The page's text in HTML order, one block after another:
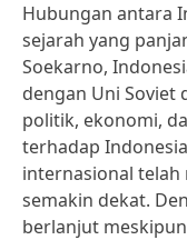
Hubungan antara
sejarah yang
Soekarno,
dengan Uni Soviet
politik, ekonomi,
terhadap
internasional telah
semakin dekat.
berlanjut